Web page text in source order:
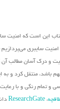
این است که امنیت
سایبری
و درک آسان مطالب
باشد، منتقل کرد و
و تمام رنگی و با
، ResearchGate